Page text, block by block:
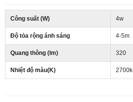
Công suất (W) 4w
Độ tỏa rộng ánh sáng 4-5m
Quang thông (lm) 320
Nhiệt độ màu(K) 2700k